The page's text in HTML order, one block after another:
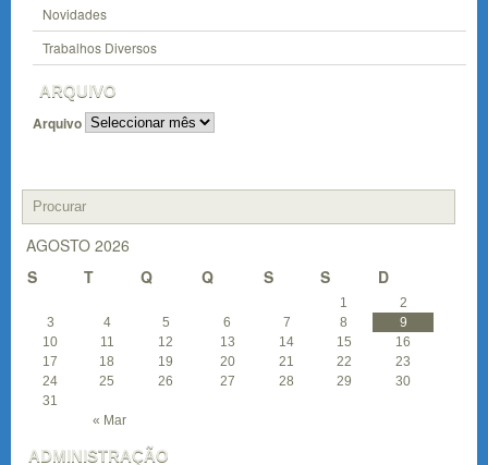
Novidades
Trabalhos Diversos
ARQUIVO
Arquivo
AGOSTO 2026
S
T Q Q S S D
« Mar
1
2
3
4 5 6 7 8
9
10
11 12 13 14 15
16
17
18 19 20 21 22
23
24
25 26 27 28 29
30
31
ADMINISTRAÇÃO